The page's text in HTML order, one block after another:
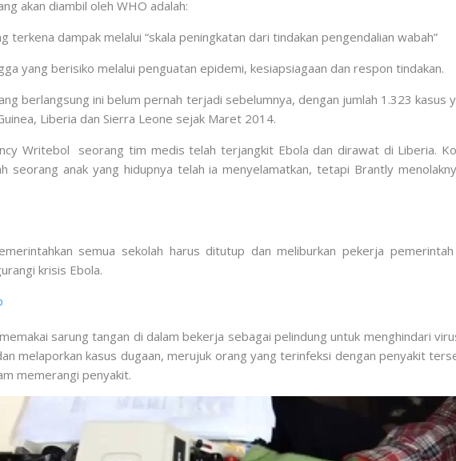
akan diambil oleh WHO adalah:
dampak melalui “skala peningkatan dari tindakan pengendalian wabah”
yang berisiko melalui penguatan epidemi, kesiapsiagaan dan respon tindakan.
berlangsung ini belum pernah terjadi sebelumnya, dengan jumlah 1.323 kasus
Liberia dan Sierra Leone sejak Maret 2014.
Writebol seorang tim medis telah terjangkit Ebola dan dirawat di Liberia.
seorang anak yang hidupnya telah ia menyelamatkan, tetapi Brantly
semua sekolah harus ditutup dan meliburkan pekerja
krisis Ebola.
sarung tangan di dalam bekerja sebagai pelindung untuk menghindari
melaporkan kasus dugaan, merujuk orang yang terinfeksi dengan penyakit
memerangi penyakit.